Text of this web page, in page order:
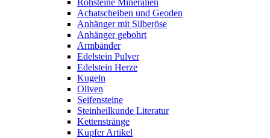
Rohsteine Mineralien
Achatscheiben und Geoden
Anhänger mit Silberöse
Anhänger gebohrt
Armbänder
Edelstein Pulver
Edelstein Herze
Kugeln
Oliven
Seifensteine
Steinheilkunde Literatur
Kettenstränge
Kupfer Artikel